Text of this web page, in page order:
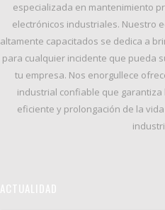
especializada en mantenimiento
electrónicos industriales. Nuestro
altamente capacitados se dedica a
para cualquier incidente que pueda
tu empresa. Nos enorgullece
industrial confiable que garantiza
eficiente y prolongación de la
ACTUALIDAD